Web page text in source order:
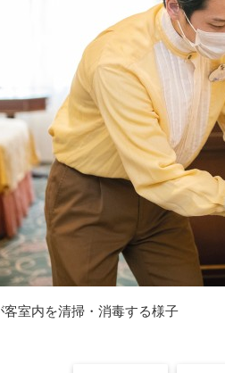
客室内を清掃・消毒する様子